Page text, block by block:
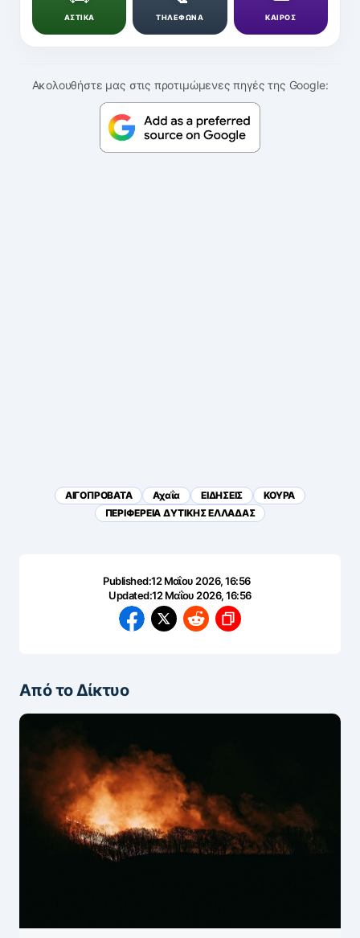
ΑΣΤΙΚΑ ΤΗΛΕΦΩΝΑ ΚΑΙΡΟΣ
Ακολουθήστε μας στις προτιμώμενες πηγές της Google:
ΑΙΓΟΠΡΟΒΑΤΑ Αχαΐα ΕΙΔΗΣΕΙΣ
ΚΟΥΡΑ
ΠΕΡΙΦΕΡΕΙΑ ΔΥΤΙΚΗΣ ΕΛΛΑΔΑΣ
Published:12 Μαΐου 2026, 16:56
Updated:12 Μαΐου 2026, 16:56
Από το Δίκτυο